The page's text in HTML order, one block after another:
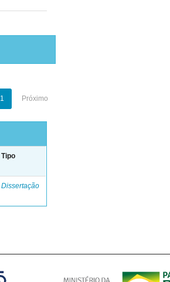
1 Próximo
Tipo
Dissertação